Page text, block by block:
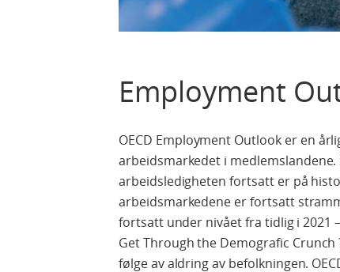
Employment
OECD Employment Outlook er en
arbeidsmarkedet i
arbeidsledigheten fortsatt er på
arbeidsmarkedene er fortsatt
fortsatt under nivået fra tidlig i 2021
Get Through the Demografic
følge av aldring av befolkningen.